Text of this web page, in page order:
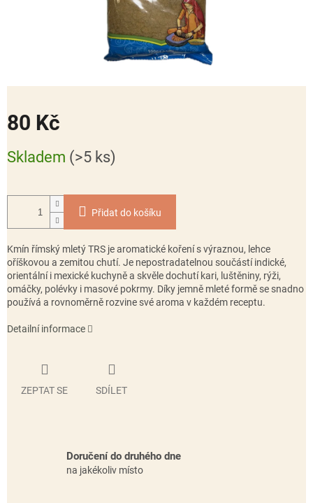
80 Kč
cena:
Skladem (>5 ks)
Přidat do košíku
Kmín římský mletý TRS je aromatické koření s výraznou, lehce
oříškovou a zemitou chutí. Je nepostradatelnou součástí indické,
orientální i mexické kuchyně a skvěle dochutí kari, luštěniny, rýži,
omáčky, polévky i masové pokrmy. Díky jemně mleté formě se snadno
používá a rovnoměrně rozvine své aroma v každém receptu.
Detailní informace
ZEPTAT SE SDÍLET
Doručení do druhého dne
na jakékoliv místo